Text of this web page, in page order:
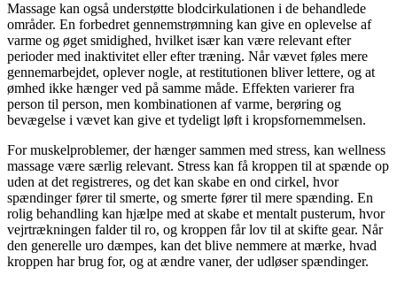
Massage kan også understøtte blodcirkulationen i de behandlede
områder. En forbedret gennemstrømning kan give en oplevelse af
varme og øget smidighed, hvilket især kan være relevant efter
perioder med inaktivitet eller efter træning. Når vævet føles mere
gennemarbejdet, oplever nogle, at restitutionen bliver lettere, og at
ømhed ikke hænger ved på samme måde. Effekten varierer fra
person til person, men kombinationen af varme, berøring og
bevægelse i vævet kan give et tydeligt løft i kropsfornemmelsen.
For muskelproblemer, der hænger sammen med stress, kan wellness
massage være særlig relevant. Stress kan få kroppen til at spænde op
uden at det registreres, og det kan skabe en ond cirkel, hvor
spændinger fører til smerte, og smerte fører til mere spænding. En
rolig behandling kan hjælpe med at skabe et mentalt pusterum, hvor
vejrtrækningen falder til ro, og kroppen får lov til at skifte gear. Når
den generelle uro dæmpes, kan det blive nemmere at mærke, hvad
kroppen har brug for, og at ændre vaner, der udløser spændinger.